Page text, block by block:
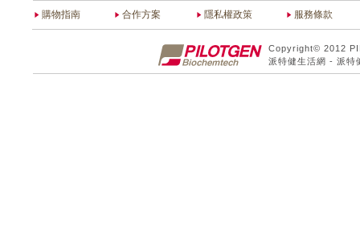
購物指南 合作方案 隱私權政策 服務條款
Copyright© 2012
派特健生活網 - 派